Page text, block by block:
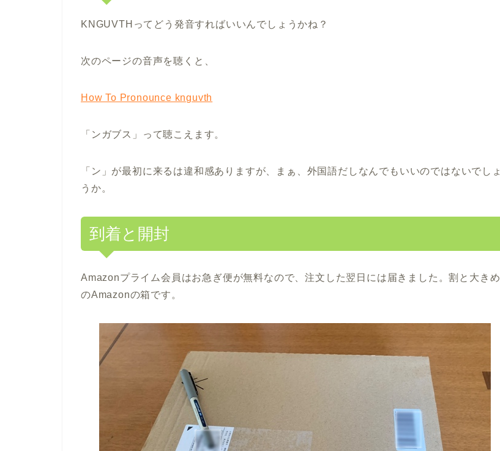
KNGUVTHってどう発音すればいいんでしょうかね？
次のページの音声を聴くと、
How To Pronounce knguvth
「ンガブス」って聴こえます。
「ン」が最初に来るは違和感ありますが、まぁ、外国語だしなんでもいいのではないでしょ
うか。
到着と開封
Amazonプライム会員はお急ぎ便が無料なので、注文した翌日には届きました。割と大きめ
のAmazonの箱です。